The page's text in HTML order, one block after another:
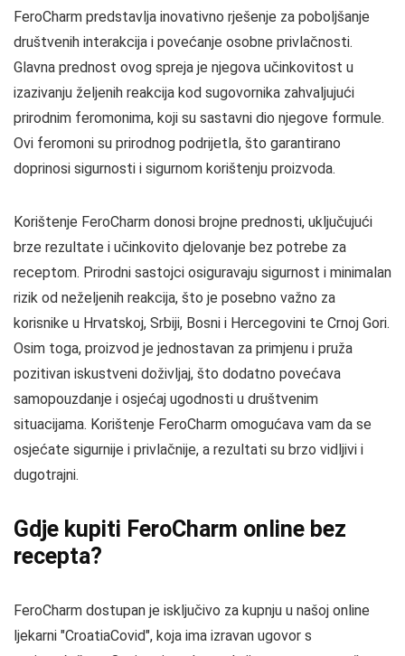
FeroCharm predstavlja inovativno rješenje za poboljšanje
društvenih interakcija i povećanje osobne privlačnosti.
Glavna prednost ovog spreja je njegova učinkovitost u
izazivanju željenih reakcija kod sugovornika zahvaljujući
prirodnim feromonima, koji su sastavni dio njegove formule.
Ovi feromoni su prirodnog podrijetla, što garantirano
doprinosi sigurnosti i sigurnom korištenju proizvoda.
Korištenje FeroCharm donosi brojne prednosti, uključujući
brze rezultate i učinkovito djelovanje bez potrebe za
receptom. Prirodni sastojci osiguravaju sigurnost i minimalan
rizik od neželjenih reakcija, što je posebno važno za
korisnike u Hrvatskoj, Srbiji, Bosni i Hercegovini te Crnoj Gori.
Osim toga, proizvod je jednostavan za primjenu i pruža
pozitivan iskustveni doživljaj, što dodatno povećava
samopouzdanje i osjećaj ugodnosti u društvenim
situacijama. Korištenje FeroCharm omogućava vam da se
osjećate sigurnije i privlačnije, a rezultati su brzo vidljivi i
dugotrajni.
Gdje kupiti FeroCharm online bez
recepta?
FeroCharm dostupan je isključivo za kupnju u našoj online
ljekarni "CroatiaCovid", koja ima izravan ugovor s